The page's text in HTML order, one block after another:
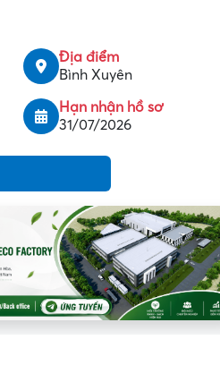
Địa điểm
Bình Xuyên
Hạn nhận hồ sơ
31/07/2026